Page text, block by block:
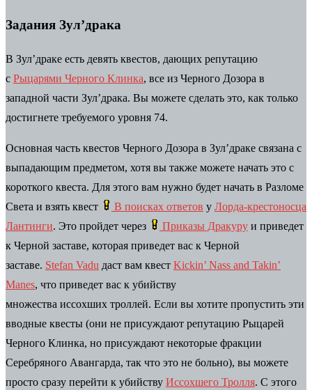
Задания Зул’драка
В Зул’драке есть девять квестов, дающих репутацию
с Рыцарями Черного Клинка, все из Черного Дозора в
западной части Зул’драка. Вы можете сделать это, как только
достигнете требуемого уровня 74.
Основная часть квестов Черного Дозора в Зул’драке связана с
выпадающим предметом, хотя вы также можете начать это с
короткого квеста. Для этого вам нужно будет начать в Разломе
Света и взять квест
В поисках ответов у Лорда-крестоносца
Лантинги. Это пройдет через Приказы Дракуру и приведет
к Черной заставе, которая приведет вас к Черной
заставе. Stefan Vadu даст вам квест Kickin’ Nass and Takin’
Manes, что приведет вас к убийству
множества иссохших троллей. Если вы хотите пропустить эти
вводные квесты (они не присуждают репутацию Рыцарей
Черного Клинка, но присуждают некоторые фракции
Серебряного Авангарда, так что это не больно), вы можете
просто сразу перейти к убийству Иссохшего Тролля. С этого